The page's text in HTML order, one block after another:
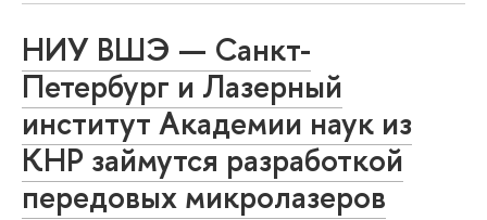
НИУ ВШЭ — Санкт-
Петербург и Лазерный
институт Академии наук из
КНР займутся разработкой
передовых микролазеров